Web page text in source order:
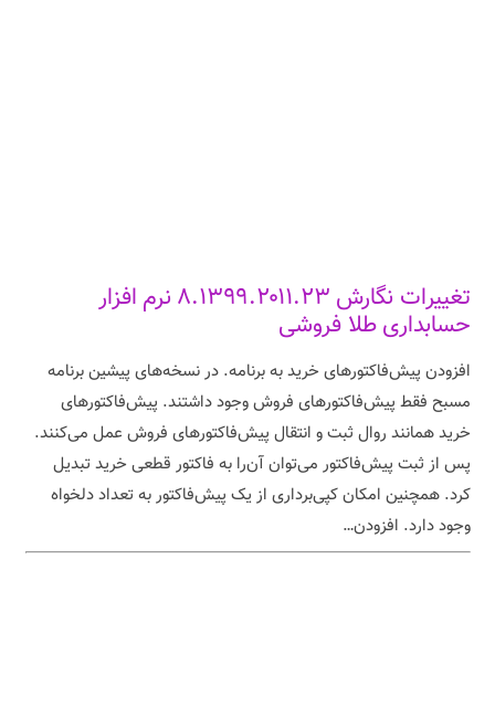
تغییرات نگارش ۸.۱۳۹۹.۲۰۱۱.۲۳ نرم افزار
حسابداری طلا فروشی
افزودن پیش‌فاکتورهای خرید به برنامه. در نسخه‌های پیشین برنامه
مسبح فقط پیش‌فاکتورهای فروش وجود داشتند. پیش‌فاکتورهای
خرید همانند روال ثبت و انتقال پیش‌فاکتورهای فروش عمل می‌کنند.
پس از ثبت پیش‌فاکتور می‌توان آن‌را به فاکتور قطعی خرید تبدیل
کرد. همچنین امکان کپی‌برداری از یک پیش‌فاکتور به تعداد دلخواه
وجود دارد. ‌افزودن…